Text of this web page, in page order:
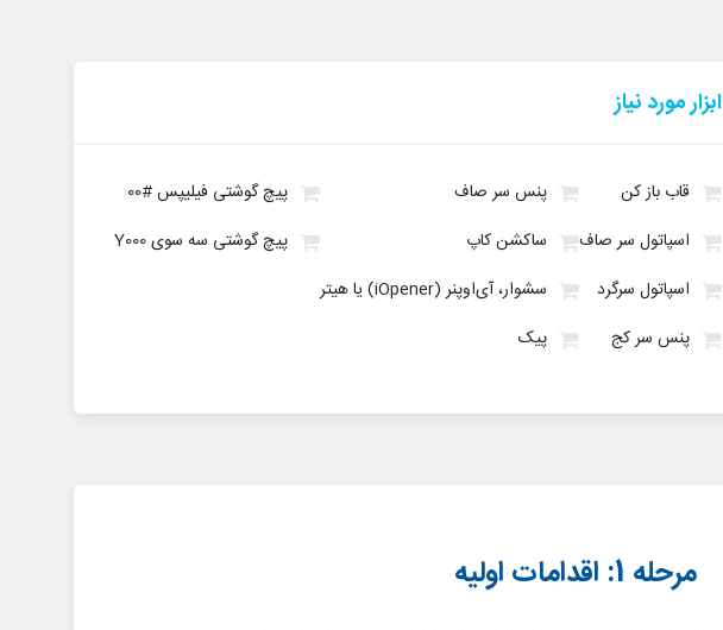
ابزار مورد نیاز
قاب باز کن
اسپاتول سر صاف
اسپاتول سرگرد
پنس سر کج
پنس سر صاف
ساکشن کاپ
سشوار، آی‌اوپنر (iOpener) یا هیتر
پیک
پیچ گوشتی فیلیپس #00
پیچ گوشتی سه سوی Y000
مرحله 1: اقدامات اولیه